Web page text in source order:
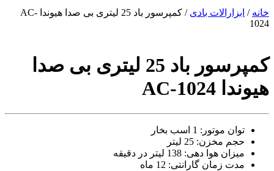
sunny
leon
www
video
com
tori
glasses
chinese
teen
خانه / ابزارالات بادی
/ کمپرسور باد 25 لیتری بی صدا هیوندا AC-
1024
کمپرسور باد 25 لیتری بی صدا
هیوندا AC-1024
توان موتور: 1 اسب بخار
حجم مخزن: 25 لیتر
میزان هوا دهی: 138 لیتر در دقیقه
مدت زمان گارانتی: 12 ماه